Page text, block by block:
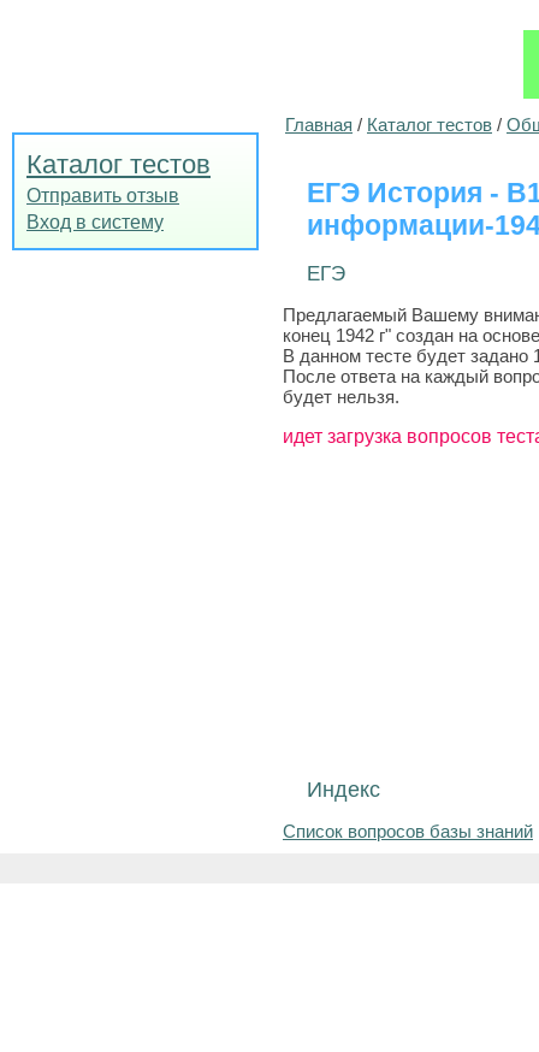
Каталог тестов
Отправить отзыв
Вход в систему
Главная / Каталог тестов /
ЕГЭ История -
информации-
ЕГЭ
Предлагаемый Вашему
конец 1942 г" создан на
В данном тесте будет задано
После ответа на каждый
будет нельзя.
идет загрузка вопросов
Индекс
Список вопросов базы знаний